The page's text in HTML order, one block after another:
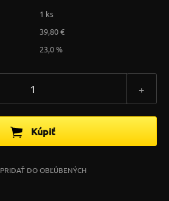
1 ks
39,80 €
23,0 %
+
Kúpiť
PRIDAŤ DO OBĽÚBENÝCH